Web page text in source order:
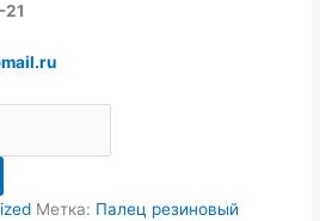
Метка: Палец резиновый